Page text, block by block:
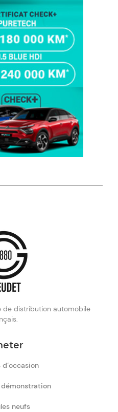
de distribution automobile
neufs